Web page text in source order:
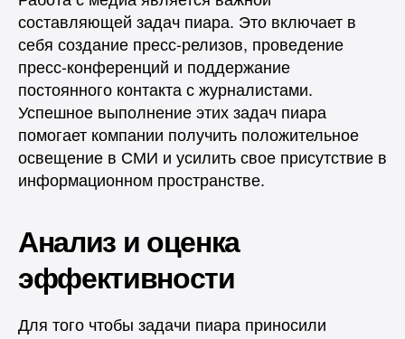
составляющей задач пиара. Это включает в
себя создание пресс-релизов, проведение
пресс-конференций и поддержание
постоянного контакта с журналистами.
Успешное выполнение этих задач пиара
помогает компании получить положительное
освещение в СМИ и усилить свое присутствие в
информационном пространстве.
Анализ и оценка
эффективности
Для того чтобы задачи пиара приносили